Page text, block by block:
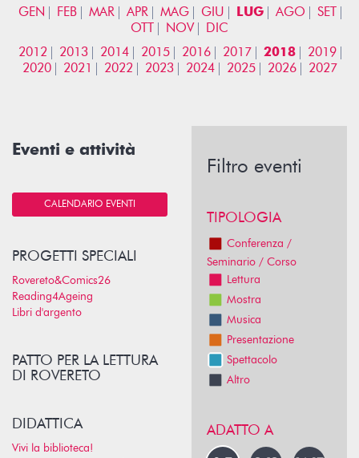
GEN FEB MAR APR MAG GIU LUG AGO
SET
OTT
NOV
DIC
2012
2013 2014 2015 2016 2017 2018
2019
2020
2021 2022 2023 2024 2025 2026 2027
Eventi e attività
CALENDARIO EVENTI
PROGETTI SPECIALI
Rovereto&Comics26
Reading4Ageing
Libri d'argento
PATTO PER LA LETTURA
DI ROVERETO
DIDATTICA
Vivi la biblioteca!
Filtro eventi
TIPOLOGIA
Conferenza /
Seminario / Corso
Lettura
Mostra
Musica
Presentazione
Spettacolo
Altro
ADATTO A